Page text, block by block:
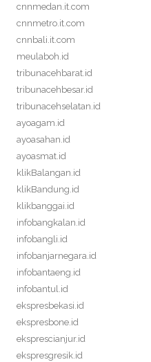
cnnmedan.it.com
cnnmetro.it.com
cnnbali.it.com
meulaboh.id
tribunacehbarat.id
tribunacehbesar.id
tribunacehselatan.id
ayoagam.id
ayoasahan.id
ayoasmat.id
klikBalangan.id
klikBandung.id
klikbanggai.id
infobangkalan.id
infobangli.id
infobanjarnegara.id
infobantaeng.id
infobantul.id
ekspresbekasi.id
ekspresbone.id
eksprescianjur.id
ekspresgresik.id